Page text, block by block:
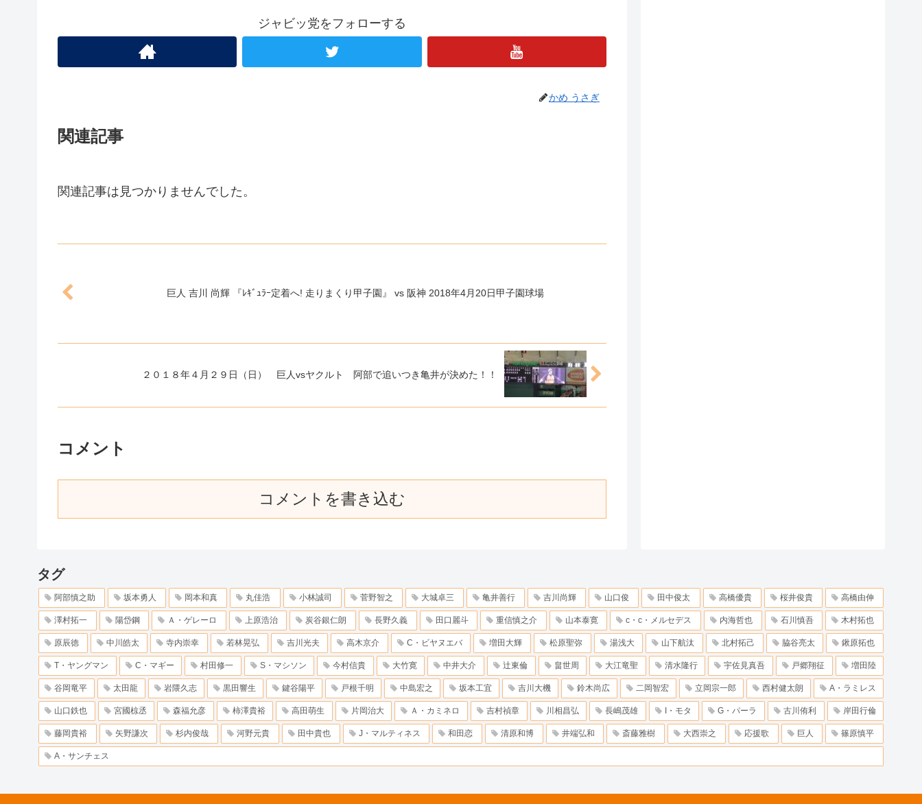
ジャビッ党をフォローする
かめ うさぎ
関連記事
関連記事は見つかりませんでした。
巨人 吉川 尚輝 『ﾚｷﾞｭﾗｰ定着へ! 走りまくり甲子園』 vs 阪神 2018年4月20日甲子園球場
２０１８年４月２９日（日） 巨人vsヤクルト 阿部で追いつき亀井が決めた！！
コメント
コメントを書き込む
タグ
阿部慎之助 坂本勇人 岡本和真 丸佳浩 小林誠司 菅野智之 大城卓三 亀井善行 吉川尚輝 山口俊 田中俊太 高橋優貴 桜井俊貴 高橋由伸
澤村拓一 陽岱鋼 Ａ・ゲレーロ 上原浩治 炭谷銀仁朗 長野久義 田口麗斗 重信慎之介 山本泰寛 c・c・メルセデス 内海哲也 石川慎吾 木村拓也
原辰徳 中川皓太 寺内崇幸 若林晃弘 吉川光夫 高木京介 C・ビヤヌエバ 増田大輝 松原聖弥 湯浅大 山下航汰 北村拓己 脇谷亮太 鍬原拓也
T・ヤングマン C・マギー 村田修一 S・マシソン 今村信貴 大竹寛 中井大介 辻東倫 畠世周 大江竜聖 清水隆行 宇佐見真吾 戸郷翔征 増田陸
谷岡竜平 太田龍 岩隈久志 黒田響生 鍵谷陽平 戸根千明 中島宏之 坂本工宜 吉川大機 鈴木尚広 二岡智宏 立岡宗一郎 西村健太朗 A・ラミレス
山口鉄也 宮國椋丞 森福允彦 柿澤貴裕 高田萌生 片岡治大 Ａ・カミネロ 吉村禎章 川相昌弘 長嶋茂雄 I・モタ G・パーラ 古川侑利 岸田行倫
藤岡貴裕 矢野謙次 杉内俊哉 河野元貴 田中貴也 J・マルティネス 和田恋 清原和博 井端弘和 斎藤雅樹 大西崇之 応援歌 巨人 篠原慎平
A・サンチェス